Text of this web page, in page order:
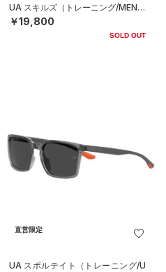
UA スキルズ（トレーニング/MEN）
￥19,800
SOLD OUT
直営限定
UA スポルテイト（トレーニング/U